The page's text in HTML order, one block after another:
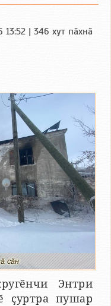
13:52 | 346 хут пӑхнӑ
сӑн
Энтри
ҫуртра пушар